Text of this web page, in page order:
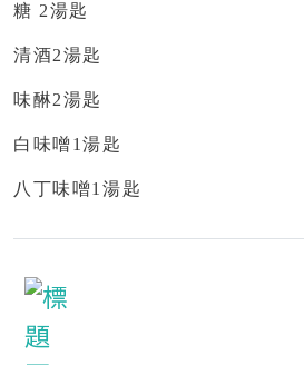
糖 2湯匙
清酒2湯匙
味醂2湯匙
白味噌 1湯匙
八丁味噌1湯匙